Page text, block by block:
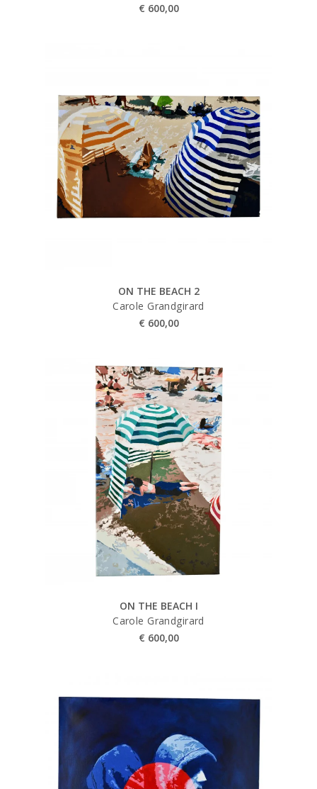
€ 600,00
ON THE BEACH 2
Carole Grandgirard
€ 600,00
ON THE BEACH I
Carole Grandgirard
€ 600,00